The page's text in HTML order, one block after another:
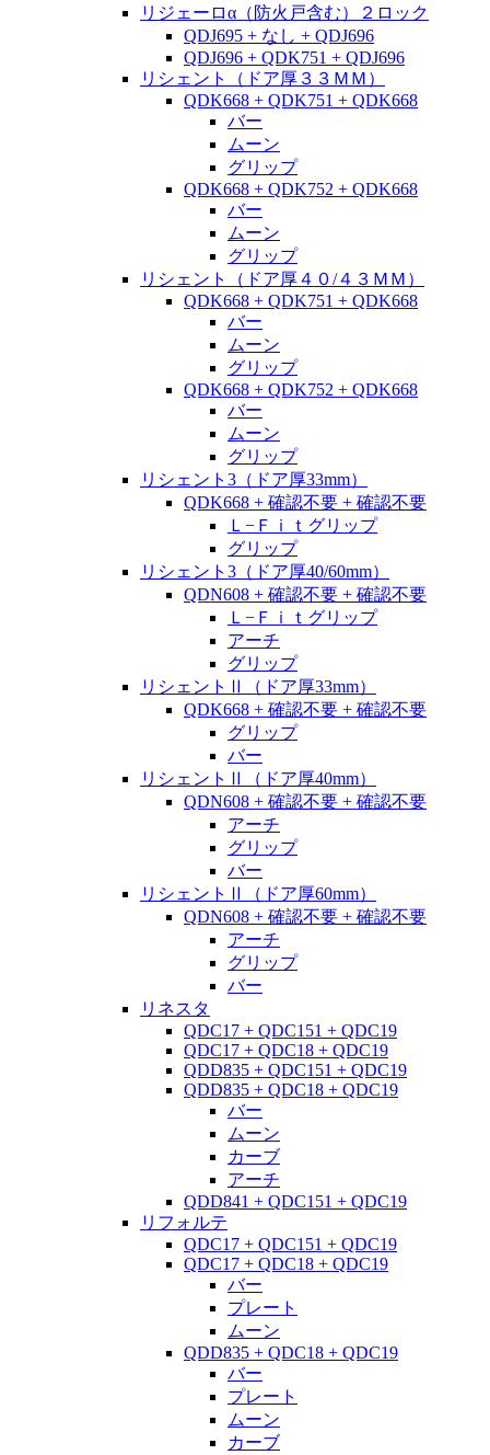
リジェーロα（防火戸含む）２ロック
QDJ695 + なし + QDJ696
QDJ696 + QDK751 + QDJ696
リシェント（ドア厚３３ＭＭ）
QDK668 + QDK751 + QDK668
バー
ムーン
グリップ
QDK668 + QDK752 + QDK668
バー
ムーン
グリップ
リシェント（ドア厚４０/４３ＭＭ）
QDK668 + QDK751 + QDK668
バー
ムーン
グリップ
QDK668 + QDK752 + QDK668
バー
ムーン
グリップ
リシェント3（ドア厚33mm）
QDK668 + 確認不要 + 確認不要
Ｌ−Ｆｉｔグリップ
グリップ
リシェント3（ドア厚40/60mm）
QDN608 + 確認不要 + 確認不要
Ｌ−Ｆｉｔグリップ
アーチ
グリップ
リシェントⅡ（ドア厚33mm）
QDK668 + 確認不要 + 確認不要
グリップ
バー
リシェントⅡ（ドア厚40mm）
QDN608 + 確認不要 + 確認不要
アーチ
グリップ
バー
リシェントⅡ（ドア厚60mm）
QDN608 + 確認不要 + 確認不要
アーチ
グリップ
バー
リネスタ
QDC17 + QDC151 + QDC19
QDC17 + QDC18 + QDC19
QDD835 + QDC151 + QDC19
QDD835 + QDC18 + QDC19
バー
ムーン
カーブ
アーチ
QDD841 + QDC151 + QDC19
リフォルテ
QDC17 + QDC151 + QDC19
QDC17 + QDC18 + QDC19
バー
プレート
ムーン
QDD835 + QDC18 + QDC19
バー
プレート
ムーン
カーブ